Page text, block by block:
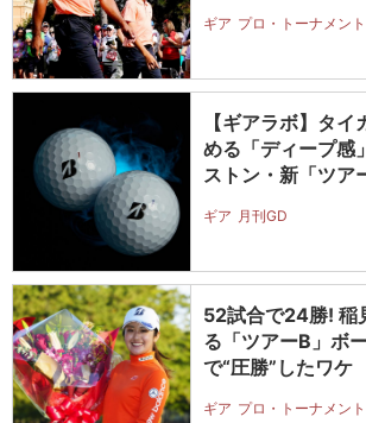
ギア プロ・トーナメント
【ギアラボ】タ
める「ディープ
ストン・新「ツア
ギア 月刊GD
52試合で24勝! 稲
る「ツアーB」ボ
で“圧勝”したワケ
ギア プロ・トーナメント